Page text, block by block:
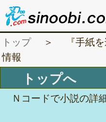
トップ＞ 『手紙を辿
情報
Ｎコードで小説の詳